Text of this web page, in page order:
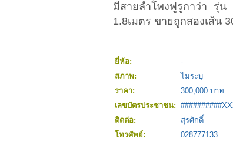
มีสายลำโพงฟูรูกาว่า รุ่
1.8เมตร ขายถูกสองเส้น
ยี่ห้อ: -
สภาพ:
ไม่ระบุ
ราคา:
300,000 บาท
เลขบัตรประชาชน:
ติดต่อ:
สุรศักดิ์
โทรศัพย์:
028777133